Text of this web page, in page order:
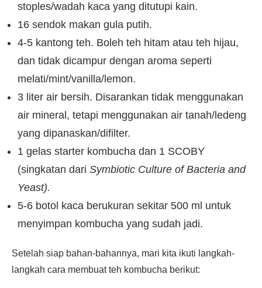
stoples/wadah kaca yang ditutupi kain.
16 sendok makan gula putih.
4-5 kantong teh. Boleh teh hitam atau teh hijau,
dan tidak dicampur dengan aroma seperti
melati/mint/vanilla/lemon.
3 liter air bersih. Disarankan tidak menggunakan
air mineral, tetapi menggunakan air tanah/ledeng
yang dipanaskan/difilter.
1 gelas starter kombucha dan 1 SCOBY
(singkatan dari Symbiotic Culture of Bacteria and
Yeast).
5-6 botol kaca berukuran sekitar 500 ml untuk
menyimpan kombucha yang sudah jadi.
Setelah siap bahan-bahannya, mari kita ikuti langkah-
langkah cara membuat teh kombucha berikut: